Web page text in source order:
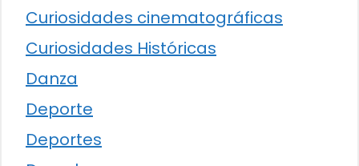
Curiosidades cinematográficas
Curiosidades Históricas
Danza
Deporte
Deportes